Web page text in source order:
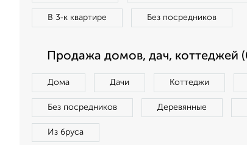
В 3‑к квартире Без посредников
Продажа домов, дач, коттеджей
Дома Дачи Коттеджи
Без посредников Деревянные
Из бруса